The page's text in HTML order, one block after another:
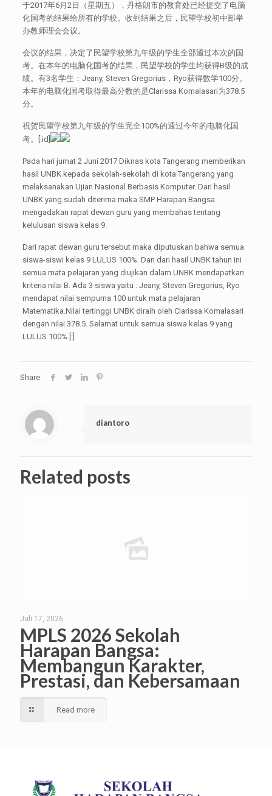
于2017年6月2日（星期五），丹格朗市的教育处已经提交了电脑
化国考的结果给所有的学校。收到结果之后，民望学校初中部举
办教师理会会议。
会议的结果，决定了民望学校第九年级的学生全部通过本次的国
考。在本年的电脑化国考的结果，民望学校的学生均获得B级的成
绩。有3名学生：Jeany, Steven Gregorius，Ryo获得数学100分。
本年的电脑化国考取得最高分数的是Clarissa Komalasari为378.5
分。
祝贺民望学校第九年级的学生完全100%的通过今年的电脑化国
考。[:id]
Pada hari jumat 2 Juni 2017 Diknas kota Tangerang memberikan
hasil UNBK kepada sekolah-sekolah di kota Tangerang yang
melaksanakan Ujian Nasional Berbasis Komputer. Dari hasil
UNBK yang sudah diterima maka SMP Harapan Bangsa
mengadakan rapat dewan guru yang membahas tentang
kelulusan siswa kelas 9.
Dari rapat dewan guru tersebut maka diputuskan bahwa semua
siswa-siswi kelas 9 LULUS 100%. Dan dari hasil UNBK tahun ini
semua mata pelajaran yang diujikan dalam UNBK mendapatkan
kriteria nilai B. Ada 3 siswa yaitu : Jeany, Steven Gregorius, Ryo
mendapat nilai sempurna 100 untuk mata pelajaran
Matematika.Nilai tertinggi UNBK diraih oleh Clarissa Komalasari
dengan nilai 378.5. Selamat untuk semua siswa kelas 9 yang
LULUS 100%.[:]
Share
diantoro
Related posts
Juli 17, 2026
MPLS 2026 Sekolah
Harapan Bangsa:
Membangun Karakter,
Prestasi, dan Kebersamaan
Read more